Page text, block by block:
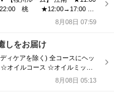
桃 ★12:00→17:00 藤
安藤 ★13:0
一色 ★15:...
8月08日 07:59
しをお届け
ィケアを除く) 全コースにヘッ
000 180分 ￥24,000→¥23,000 ☆ボディケアマッサージコース 90分 ￥11,00...
8月08日 05:13